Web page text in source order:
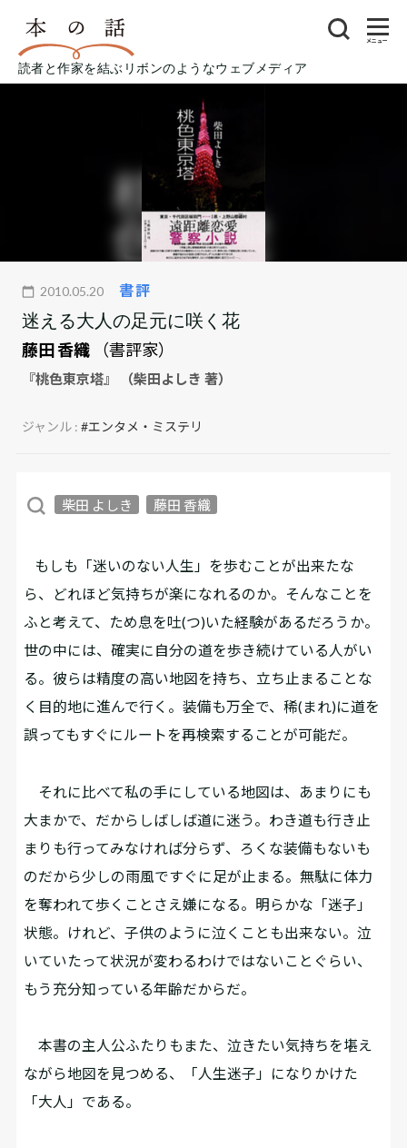
読者と作家を結ぶリボンのようなウェブメディア
メニュー
2010.05.20 書評
迷える大人の足元に咲く花
藤田 香織
（書評家）
『桃色東京塔』 （柴田よしき 著）
ジャンル :#エンタメ・ミステリ
柴田 よしき 藤田 香織
もしも「迷いのない人生」を歩むことが出来たな
ら、どれほど気持ちが楽になれるのか。そんなことを
ふと考えて、ため息を吐(つ)いた経験があるだろうか。
世の中には、確実に自分の道を歩き続けている人がい
る。彼らは精度の高い地図を持ち、立ち止まることな
く目的地に進んで行く。装備も万全で、稀(まれ)に道を
誤ってもすぐにルートを再検索することが可能だ。
それに比べて私の手にしている地図は、あまりにも
大まかで、だからしばしば道に迷う。わき道も行き止
まりも行ってみなければ分らず、ろくな装備もないも
のだから少しの雨風ですぐに足が止まる。無駄に体力
を奪われて歩くことさえ嫌になる。明らかな「迷子」
状態。けれど、子供のように泣くことも出来ない。泣
いていたって状況が変わるわけではないことぐらい、
もう充分知っている年齢だからだ。
本書の主人公ふたりもまた、泣きたい気持ちを堪え
ながら地図を見つめる、「人生迷子」になりかけた
「大人」である。